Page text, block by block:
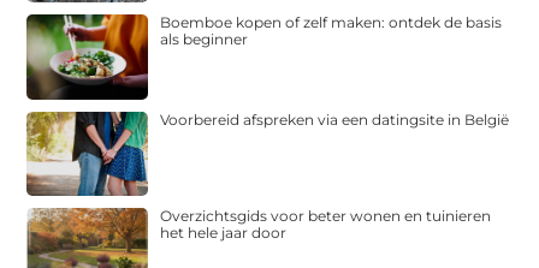
Boemboe kopen of zelf maken: ontdek de basis
als beginner
Voorbereid afspreken via een datingsite in België
Overzichtsgids voor beter wonen en tuinieren
het hele jaar door